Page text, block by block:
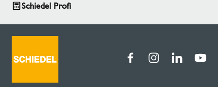
Schiedel Profi